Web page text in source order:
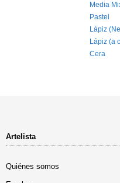
Media
Pastel
Lápiz
Lápiz (a
Cera
Artelista
Quiénes somos